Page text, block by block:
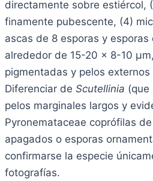
directamente sobre estiércol,
finamente pubescente, (4)
ascas de 8 esporas y esporas
alrededor de 15-20 x 8-10
pigmentadas y pelos externos
Diferenciar de Scutellinia (que
pelos marginales largos y
Pyronemataceae coprófilas
apagados o esporas
confirmarse la especie
fotografías.